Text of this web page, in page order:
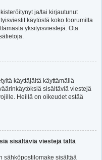
ja/tai kirjautunut
käytöstä koko foorumilta
yksityisviestejä. Ota
käyttäjältä käyttämällä
sisältäviä viestejä
Heillä on oikeudet estää
sisältäviä viestejä tältä
sähköpostilomake sisältää